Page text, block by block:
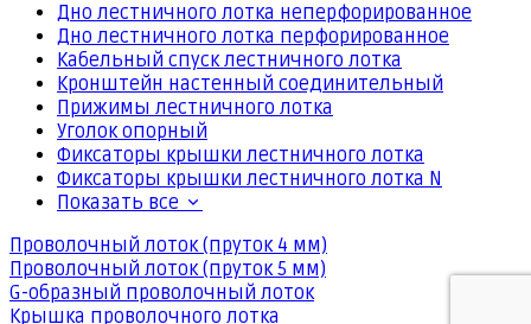
Дно лестничного лотка неперфорированное
Дно лестничного лотка перфорированное
Кабельный спуск лестничного лотка
Кронштейн настенный соединительный
Прижимы лестничного лотка
Уголок опорный
Фиксаторы крышки лестничного лотка
Фиксаторы крышки лестничного лотка N
Показать все
Проволочный лоток (пруток 4 мм)
Проволочный лоток (пруток 5 мм)
G-образный проволочный лоток
Крышка проволочного лотка